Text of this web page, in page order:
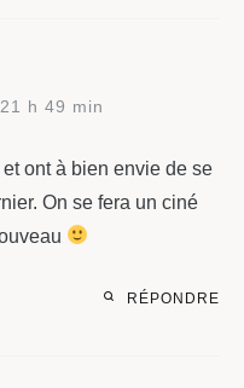
h 49 min
ont à bien envie de se
On se fera un ciné
RÉPONDRE